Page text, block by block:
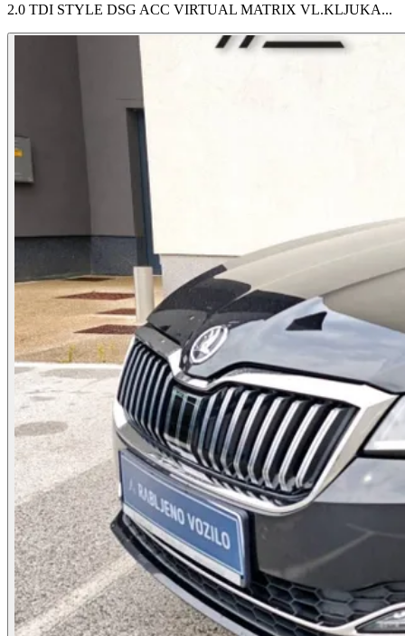
2.0 TDI STYLE DSG ACC VIRTUAL MATRIX VL.KLJUKA...